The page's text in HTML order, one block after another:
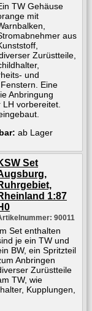
TW Gehäuse
mit
aus
Zurüstteile,
und
Eine
Anbringung
vorbereitet.
ab Lager
Set
1:87
90011
Set enthalten
je ein TW und
BW, ein Spritzteil
Anbringen
Zurüstteile
TW, wie
Kupplungen,